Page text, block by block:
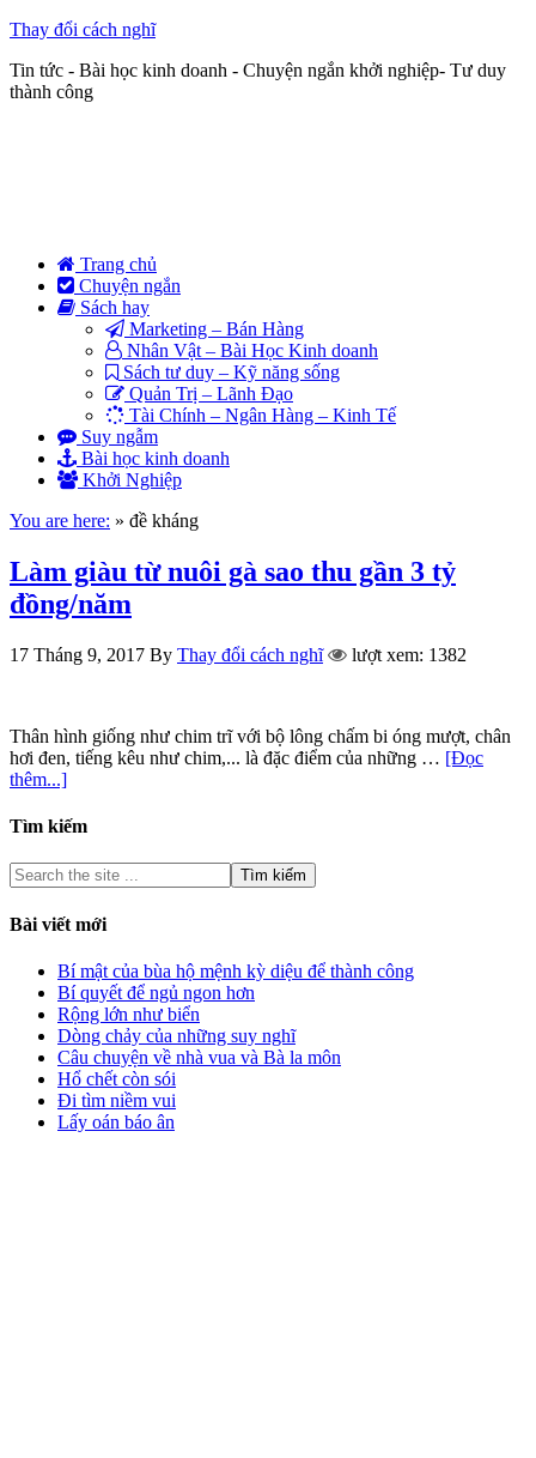
Thay đổi cách nghĩ
Tin tức - Bài học kinh doanh - Chuyện ngắn khởi nghiệp- Tư duy
thành công
Trang chủ
Chuyện ngắn
Sách hay
Marketing – Bán Hàng
Nhân Vật – Bài Học Kinh doanh
Sách tư duy – Kỹ năng sống
Quản Trị – Lãnh Đạo
Tài Chính – Ngân Hàng – Kinh Tế
Suy ngẫm
Bài học kinh doanh
Khởi Nghiệp
You are here: » đề kháng
Làm giàu từ nuôi gà sao thu gần 3 tỷ
đồng/năm
17 Tháng 9, 2017 By Thay đổi cách nghĩ lượt xem: 1382
Thân hình giống như chim trĩ với bộ lông chấm bi óng mượt, chân
hơi đen, tiếng kêu như chim,... là đặc điểm của những … [Đọc
thêm...]
Tìm kiếm
Bài viết mới
Bí mật của bùa hộ mệnh kỳ diệu để thành công
Bí quyết để ngủ ngon hơn
Rộng lớn như biển
Dòng chảy của những suy nghĩ
Câu chuyện về nhà vua và Bà la môn
Hổ chết còn sói
Đi tìm niềm vui
Lấy oán báo ân